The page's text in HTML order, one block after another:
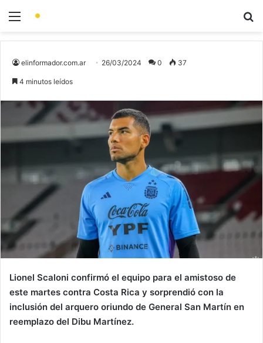
elinformador.com.ar 26/03/2024 0 37
4 minutos leídos
Lionel Scaloni confirmó el equipo para el amistoso de
este martes contra Costa Rica y sorprendió con la
inclusión del arquero oriundo de General San Martín en
reemplazo del Dibu Martínez.